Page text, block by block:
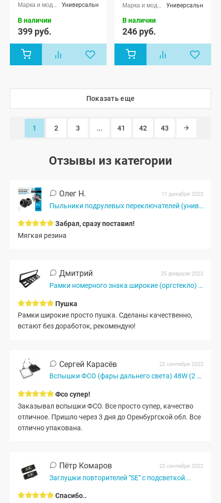
Универсальные
В наличии
399 руб.
Универсальные
В наличии
246 руб.
Показать еще
1 2 3 ... 41 42 43
Отзывы из категории
Олег Н. 11 декабря 2023
Пыльники подрулевых переключателей (универсальные) (2 шт.)
Забрал, сразу поставил!
Мягкая резина
Дмитрий 25 февраля 2023
Рамки номерного знака широкие (оргстекло) 2 шт.
Пушка
Рамки широкие просто пушка. Сделаны качественно,
встают без доработок, рекомендую!
Сергей Карасёв 22 сентября 2022
Вспышки ФСО (фары дальнего света) 48W (2 шт.)
Фсо супер!
Заказывал вспышки ФСО. Все просто супер, качество
отличное. Пришло через 3 дня до Оренбургской обл. Все
отлично упакована.
Пётр Комаров 22 сентября 2022
Заглушки повторителей "SE" с подсветкой...
Спасибо..